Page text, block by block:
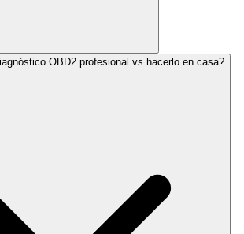
OBD2 profesional vs hacerlo en casa?